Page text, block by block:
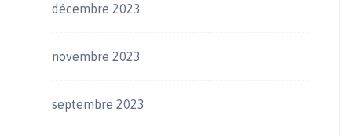
décembre 2023
novembre 2023
septembre 2023